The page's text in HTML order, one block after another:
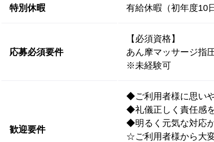
特別休暇
有給休暇（初年度10
応募必須要件
【必須資格】
あん摩マッサージ指
※未経験可
歓迎要件
◆ご利用者様に思い
◆礼儀正しく責任感
◆明るく元気な対応
☆ご利用者様から大